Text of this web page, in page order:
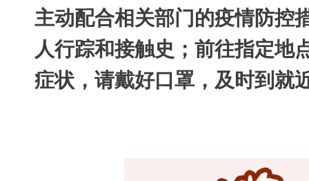
主动配合相关部门的疫情防控
人行踪和接触史；前往指定地
症状，请戴好口罩，及时到就